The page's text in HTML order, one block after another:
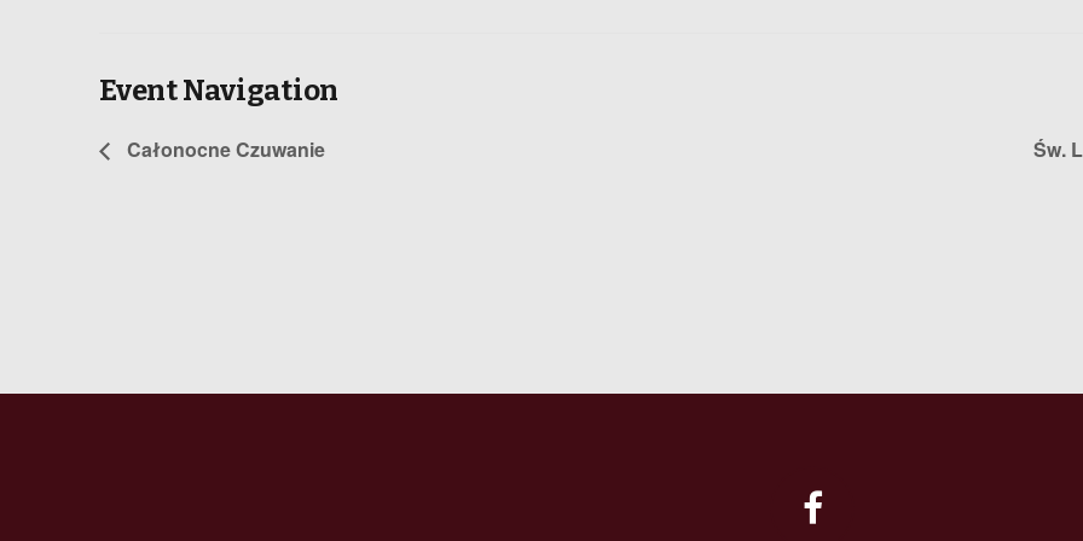
Event Navigation
Całonocne Czuwanie Św.